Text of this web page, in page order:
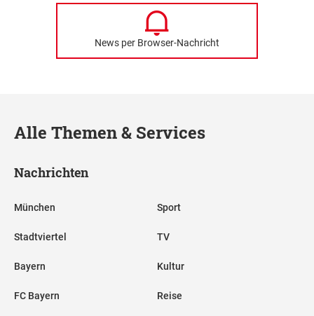
News per Browser-Nachricht
Alle Themen & Services
Nachrichten
München
Stadtviertel
Bayern
FC Bayern
Sport
TV
Kultur
Reise